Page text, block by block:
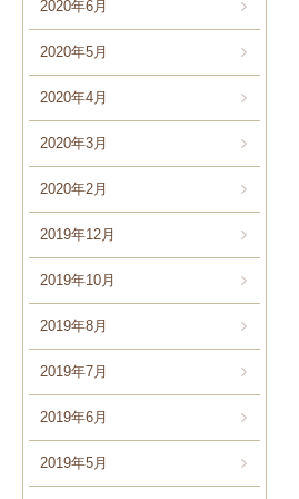
2020年6月
2020年5月
2020年4月
2020年3月
2020年2月
2019年12月
2019年10月
2019年8月
2019年7月
2019年6月
2019年5月